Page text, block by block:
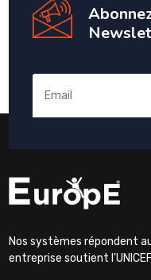
Nos systèmes répondent
entreprise soutient